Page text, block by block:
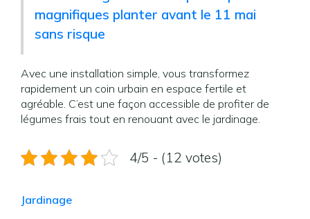
magnifiques planter avant le 11 mai
sans risque
Avec une installation simple, vous transformez
rapidement un coin urbain en espace fertile et
agréable. C’est une façon accessible de profiter de
légumes frais tout en renouant avec le jardinage.
4/5 - (12 votes)
Jardinage